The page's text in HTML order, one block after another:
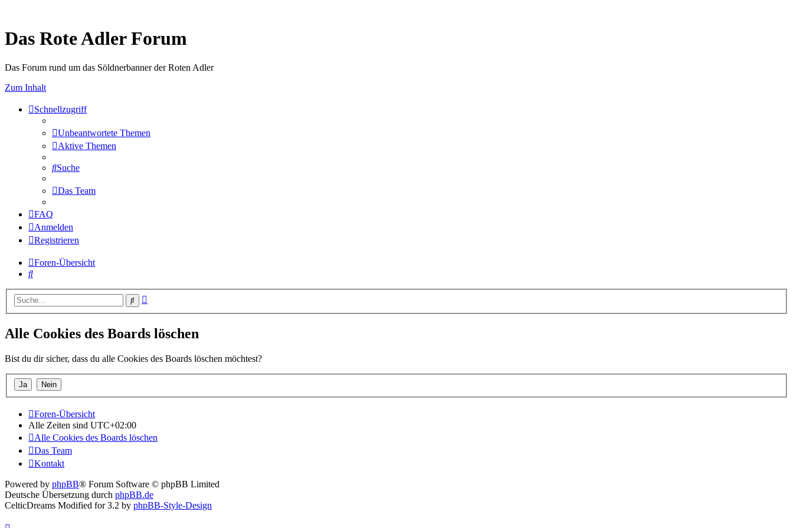
Das Rote Adler Forum
Das Forum rund um das Söldnerbanner der Roten Adler
Zum Inhalt
Schnellzugriff
Unbeantwortete Themen
Aktive Themen
Suche
Das Team
FAQ
Anmelden
Registrieren
Foren-Übersicht
Suche
Suche
Alle Cookies des Boards löschen
Bist du dir sicher, dass du alle Cookies des Boards löschen möchtest?
Foren-Übersicht
Alle Zeiten sind UTC+02:00
Alle Cookies des Boards löschen
Das Team
Kontakt
Powered by phpBB® Forum Software © phpBB Limited
Deutsche Übersetzung durch phpBB.de
CelticDreams Modified for 3.2 by phpBB-Style-Design